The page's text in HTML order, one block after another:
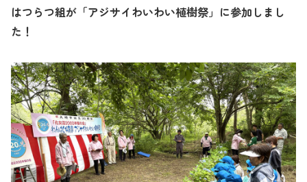
はつらつ組が「アジサイわいわい植樹祭」に参加しまし
た！